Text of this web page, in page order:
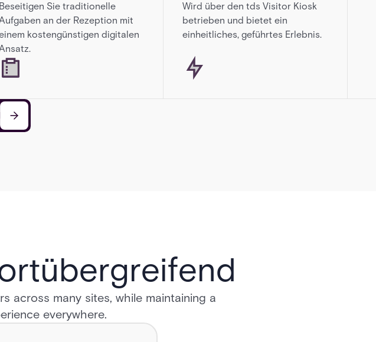
Beseitigen Sie traditionelle
an der Rezeption mit
kostengünstigen digitalen
Wird über den tds Visitor Kiosk
betrieben und bietet ein
einheitliches, geführtes Erlebnis.
across many sites, while maintaining a
everywhere.